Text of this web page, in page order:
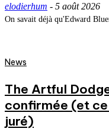
elodierhum - 5 août 2026
On savait déjà qu'Edward
News
The Artful
confirmée (et
juré)